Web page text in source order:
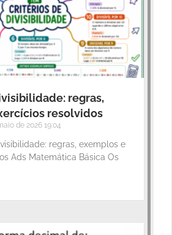
regras,
resolvidos
de 2026 19:04
regras, exemplos e
Ads Matemática Básica Os